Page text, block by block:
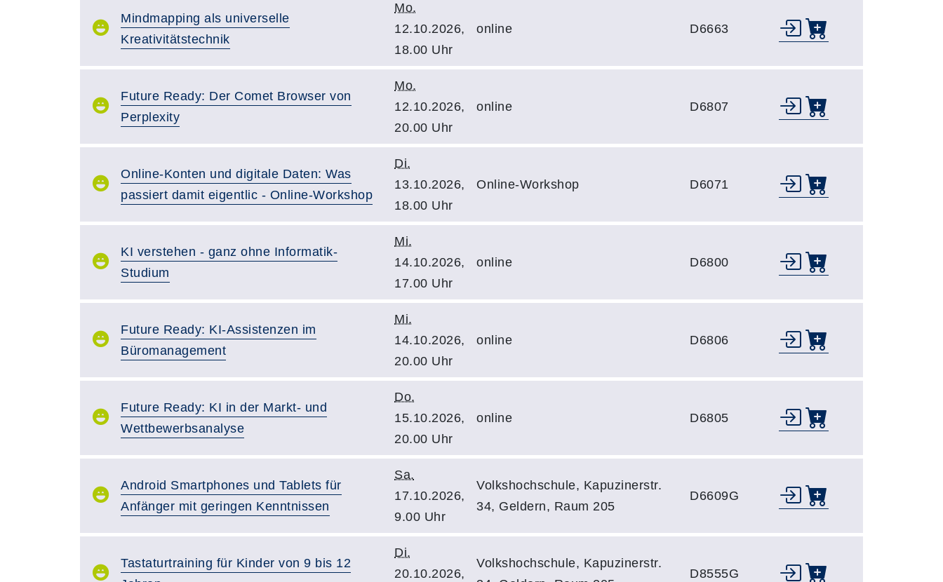
Mindmapping als universelle
Kreativitätstechnik
Mo.
12.10.2026,
18.00 Uhr
online D6663
Future Ready: Der Comet Browser von
Perplexity
Mo.
12.10.2026,
20.00 Uhr
online D6807
Online-Konten und digitale Daten: Was
passiert damit eigentlic - Online-Workshop
Di.
13.10.2026,
18.00 Uhr
Online-Workshop D6071
KI verstehen - ganz ohne Informatik-
Studium
Mi.
14.10.2026,
17.00 Uhr
online D6800
Future Ready: KI-Assistenzen im
Büromanagement
Mi.
14.10.2026,
20.00 Uhr
online D6806
Future Ready: KI in der Markt- und
Wettbewerbsanalyse
Do.
15.10.2026,
20.00 Uhr
online D6805
Android Smartphones und Tablets für
Anfänger mit geringen Kenntnissen
Sa.
17.10.2026,
9.00 Uhr
Volkshochschule, Kapuzinerstr.
34, Geldern, Raum 205
D6609G
Tastaturtraining für Kinder von 9 bis 12
Di.
20.10.2026,
Volkshochschule, Kapuzinerstr.
D8555G